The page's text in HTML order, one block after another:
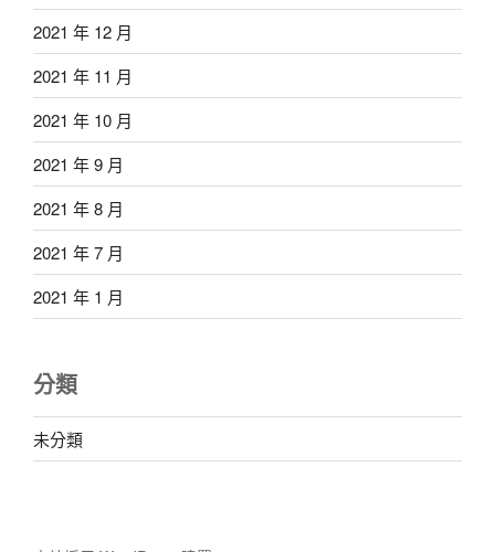
2021 年 12 月
2021 年 11 月
2021 年 10 月
2021 年 9 月
2021 年 8 月
2021 年 7 月
2021 年 1 月
分類
未分類